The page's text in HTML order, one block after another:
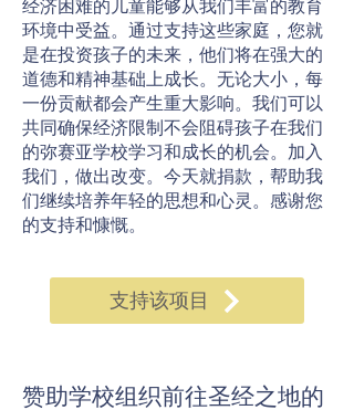
经济困难的儿童能够从我们丰富的教育
环境中受益。通过支持这些家庭，您就
是在投资孩子的未来，他们将在强大的
道德和精神基础上成长。无论大小，每
一份贡献都会产生重大影响。我们可以
共同确保经济限制不会阻碍孩子在我们
的弥赛亚学校学习和成长的机会。加入
我们，做出改变。今天就捐款，帮助我
们继续培养年轻的思想和心灵。感谢您
的支持和慷慨。
支持该项目
赞助学校组织前往圣经之地的